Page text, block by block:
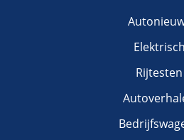
Elektrisch
Rijtesten